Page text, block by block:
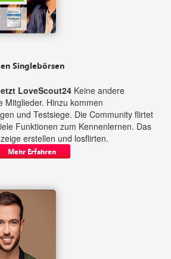
Singlebörsen
LoveScout24 Keine andere
Mitglieder. Hinzu kommen
und Testsiege. Die Community flirtet
Funktionen zum Kennenlernen. Das
erstellen und losflirten.
Mehr Erfahren